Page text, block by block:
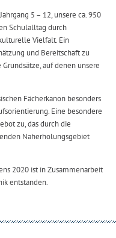
5 – 12, unsere ca. 950
Schulalltag durch
Vielfalt. Ein
und Bereitschaft zu
auf denen unsere
Fächerkanon besonders
Eine besondere
zu, das durch die
Naherholungsgebiet
2020 ist in Zusammenarbeit
entstanden.